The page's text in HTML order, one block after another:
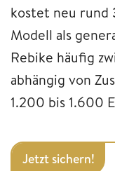
kostet neu rund
Modell als
Rebike häufig
abhängig von
1.200 bis 1.600
Jetzt sichern!